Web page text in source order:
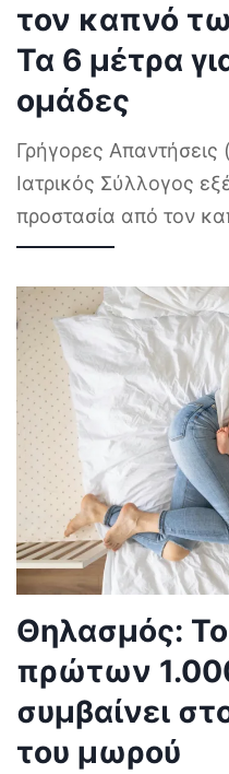
τον καπνό
Τα 6 μέτρα
ομάδες
Γρήγορες
Ιατρικός Σύλλογος
προστασία από τον
Θηλασμός:
πρώτων
συμβαίνει
του μωρού